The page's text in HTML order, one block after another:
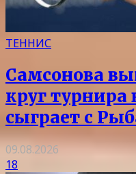
ТЕННИС
Самсонова
круг турнира
сыграет с
09.08.2026
18